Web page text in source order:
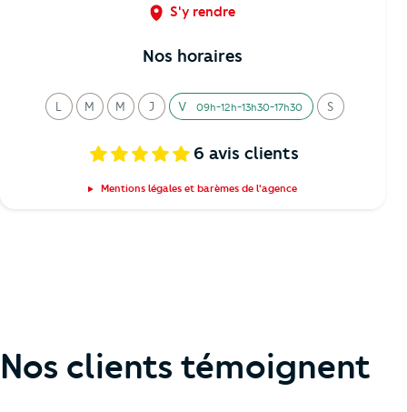
S'y rendre
Nos horaires
L
undi
M
ardi
M
ercredi
J
eudi
V
endredi
09h-12h-13h30-17h30 S
amedi
6 avis clients
Mentions légales et barèmes de l'agence
Nos clients témoignent